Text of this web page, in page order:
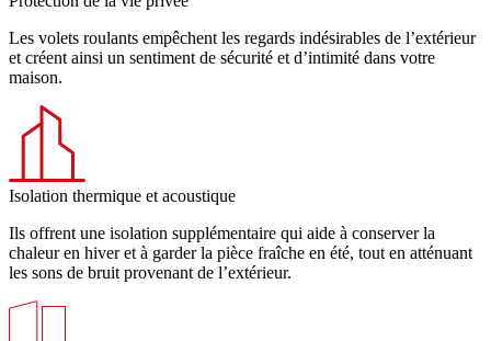
Les volets roulants empêchent les regards indésirables de l’extérieur
et créent ainsi un sentiment de sécurité et d’intimité dans votre
maison.
Isolation thermique et acoustique
Ils offrent une isolation supplémentaire qui aide à conserver la
chaleur en hiver et à garder la pièce fraîche en été, tout en atténuant
les sons de bruit provenant de l’extérieur.